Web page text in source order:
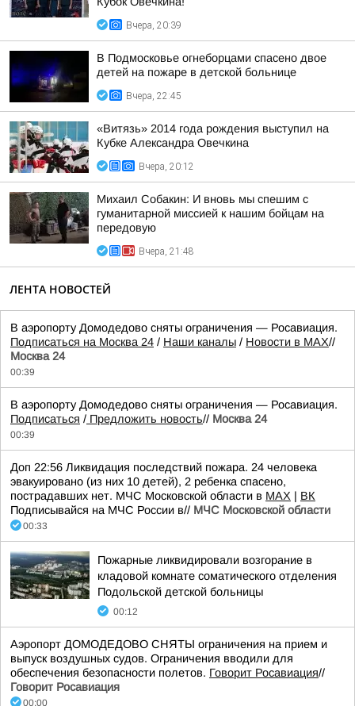
Вчера, 20:39
В Подмосковье огнеборцами спасено двое
детей на пожаре в детской больнице
Вчера, 22:45
«Витязь» 2014 года рождения выступил на
Кубке Александра Овечкина
Вчера, 20:12
Михаил Собакин: И вновь мы спешим с
гуманитарной миссией к нашим бойцам на
передовую
Вчера, 21:48
ЛЕНТА НОВОСТЕЙ
В аэропорту Домодедово сняты ограничения — Росавиация.
Подписаться на Москва 24 / Наши каналы / Новости в MAX//
Москва 24
00:39
В аэропорту Домодедово сняты ограничения — Росавиация.
Подписаться / Предложить новость// Москва 24
00:39
Доп 22:56 Ликвидация последствий пожара. 24 человека
эвакуировано (из них 10 детей), 2 ребенка спасено,
пострадавших нет. МЧС Московской области в MAX | ВК
Подписывайся на МЧС России в// МЧС Московской области
00:33
Пожарные ликвидировали возгорание в
кладовой комнате соматического отделения
Подольской детской больницы
00:12
Аэропорт ДОМОДЕДОВО СНЯТЫ ограничения на прием и
выпуск воздушных судов. Ограничения вводили для
обеспечения безопасности полетов. Говорит Росавиация//
Говорит Росавиация
00:00